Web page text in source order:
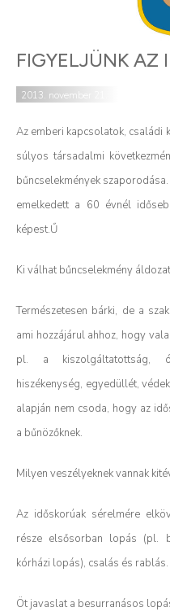
FIGYELJÜNK AZ
2013. november 21.
Az emberi kapcsolatok, családi
súlyos társadalmi
bűncselekmények
emelkedett a 60 évnél
képest.Ű
Ki válhat bűncselekmény
Természetesen bárki, de a
ami hozzájárul ahhoz, hogy
pl. a kiszolgáltatottság,
hiszékenység, egyedüllét,
alapján nem csoda, hogy az
a bűnözőknek.
Milyen veszélyeknek vannak
Az időskorúak sérelmére
része elsősorban lopás (pl.
kórházi lopás), csalás és rablás.
Öt javaslat a besurranásos